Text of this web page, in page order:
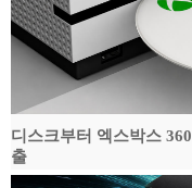
디스크부터 엑스박스
출